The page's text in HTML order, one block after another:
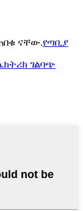
ናቸው.የጣቢያ
ገልባጭ